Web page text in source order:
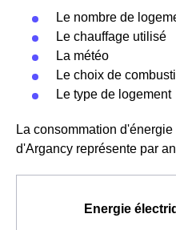
Le nombre de
Le chauffage utilisé
La météo
Le choix de
Le type de logement
La consommation
d'Argancy représente par
Energie